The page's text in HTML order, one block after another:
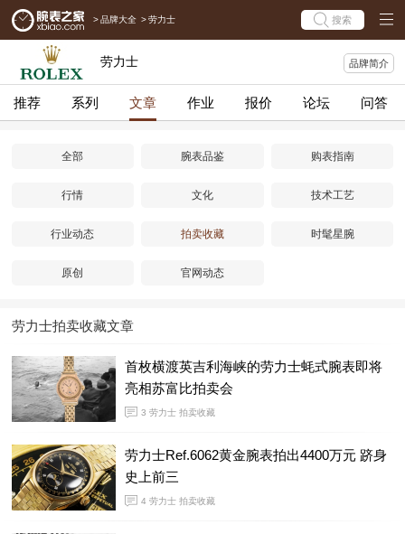
> 品牌大全 > 劳力士 搜索
劳力士 品牌简介
推荐 系列 文章 作业 报价 论坛 问答
全部 腕表品鉴 购表指南
行情 文化 技术工艺
行业动态 拍卖收藏 时髦星腕
原创 官网动态
劳力士拍卖收藏文章
首枚横渡英吉利海峡的劳力士蚝式腕表即将
亮相苏富比拍卖会
3 劳力士 拍卖收藏
劳力士Ref.6062黄金腕表拍出4400万元 跻身
史上前三
4 劳力士 拍卖收藏